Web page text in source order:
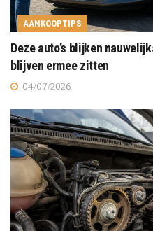
AANKOOPTIPS
Deze auto’s blijken
blijven ermee zitten
04/07/2026